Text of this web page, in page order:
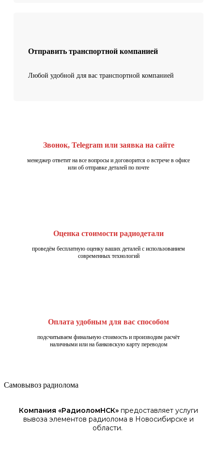
Отправить транспортной компанией
Любой удобной для вас транспортной компанией
Звонок, Telegram или заявка на сайте
менеджер ответит на все вопросы и договорится о встрече в офисе
или об отправке деталей по почте
Оценка стоимости радиодетали
проведём бесплатную оценку ваших деталей с использованием
современных технологий
Оплата удобным для вас способом
подсчитываем финальную стоимость и производим расчёт
наличными или на банковскую карту переводом
Самовывоз радиолома
Компания «РадиоломНСК» предоставляет услуги
вывоза элементов радиолома в Новосибирске и
области.